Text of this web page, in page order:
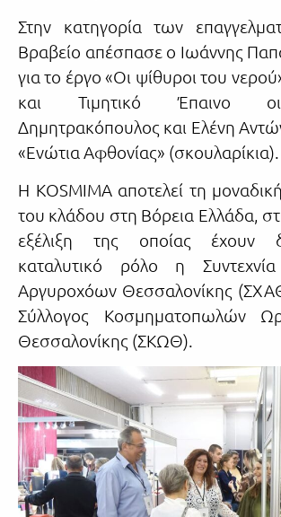
Στην κατηγορία των
Βραβείο απέσπασε ο Ιωάννης
για το έργο «Οι ψίθυροι του
και Τιμητικό Έπαινο
Δημητρακόπουλος και Ελένη
«Ενώτια Αφθονίας» (σκουλαρίκια).
Η KOSMIMA αποτελεί τη
του κλάδου στη Βόρεια Ελλάδα,
εξέλιξη της οποίας έχουν
καταλυτικό ρόλο η
Αργυροχόων Θεσσαλονίκης
Σύλλογος Κοσμηματοπωλών
Θεσσαλονίκης (ΣΚΩΘ).